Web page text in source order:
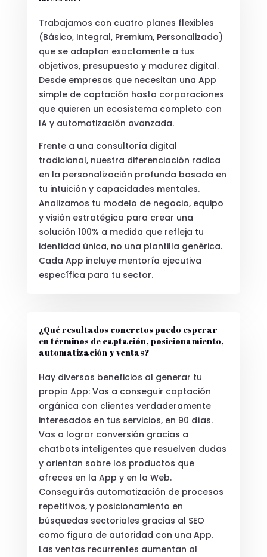
Trabajamos con cuatro planes flexibles
(Básico, Integral, Premium, Personalizado)
que se adaptan exactamente a tus
objetivos, presupuesto y madurez digital.
Desde empresas que necesitan una App
simple de captación hasta corporaciones
que quieren un ecosistema completo con
IA y automatización avanzada.
Frente a una consultoría digital
tradicional, nuestra diferenciación radica
en la personalización profunda basada en
tu intuición y capacidades mentales.
Analizamos tu modelo de negocio, equipo
y visión estratégica para crear una
solución 100% a medida que refleja tu
identidad única, no una plantilla genérica.
Cada App incluye mentoría ejecutiva
específica para tu sector.
¿Qué resultados concretos puedo esperar
en términos de captación, posicionamiento,
automatización y ventas?
Hay diversos beneficios al generar tu
propia App: Vas a conseguir captación
orgánica con clientes verdaderamente
interesados en tus servicios, en 90 días.
Vas a lograr conversión gracias a
chatbots inteligentes que resuelven dudas
y orientan sobre los productos que
ofreces en la App y en la Web.
Conseguirás automatización de procesos
repetitivos, y posicionamiento en
búsquedas sectoriales gracias al SEO
como figura de autoridad con una App.
Las ventas recurrentes aumentan al